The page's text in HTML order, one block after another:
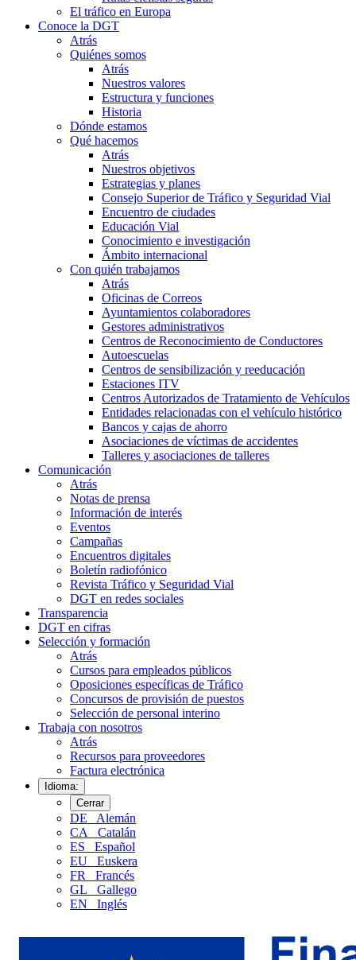
El tráfico en Europa
Conoce la DGT
Atrás
Quiénes somos
Atrás
Nuestros valores
Estructura y funciones
Historia
Dónde estamos
Qué hacemos
Atrás
Nuestros objetivos
Estrategias y planes
Consejo Superior de Tráfico y Seguridad Vial
Encuentro de ciudades
Educación Vial
Conocimiento e investigación
Ámbito internacional
Con quién trabajamos
Atrás
Oficinas de Correos
Ayuntamientos colaboradores
Gestores administrativos
Centros de Reconocimiento de Conductores
Autoescuelas
Centros de sensibilización y reeducación
Estaciones ITV
Centros Autorizados de Tratamiento de Vehículos
Entidades relacionadas con el vehículo histórico
Bancos y cajas de ahorro
Asociaciones de víctimas de accidentes
Talleres y asociaciones de talleres
Comunicación
Atrás
Notas de prensa
Información de interés
Eventos
Campañas
Encuentros digitales
Boletín radiofónico
Revista Tráfico y Seguridad Vial
DGT en redes sociales
Transparencia
DGT en cifras
Selección y formación
Atrás
Cursos para empleados públicos
Oposiciones específicas de Tráfico
Concursos de provisión de puestos
Selección de personal interino
Trabaja con nosotros
Atrás
Recursos para proveedores
Factura electrónica
Idioma:
Cerrar
DE
Alemán
CA
Catalán
ES
Español
EU
Euskera
FR
Francés
GL
Gallego
EN
Inglés